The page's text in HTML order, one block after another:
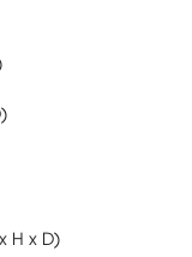
H x D)